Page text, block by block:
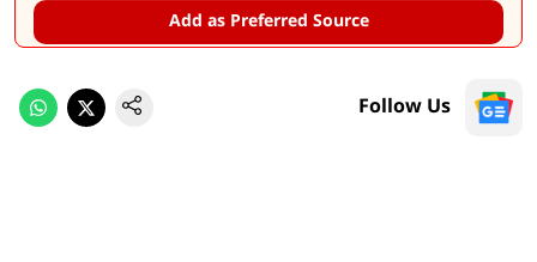
Add as Preferred Source
Follow Us